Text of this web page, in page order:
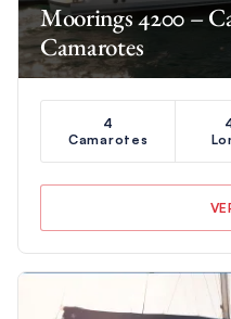
Moorings 4200 –
Camarotes
4
Camarotes